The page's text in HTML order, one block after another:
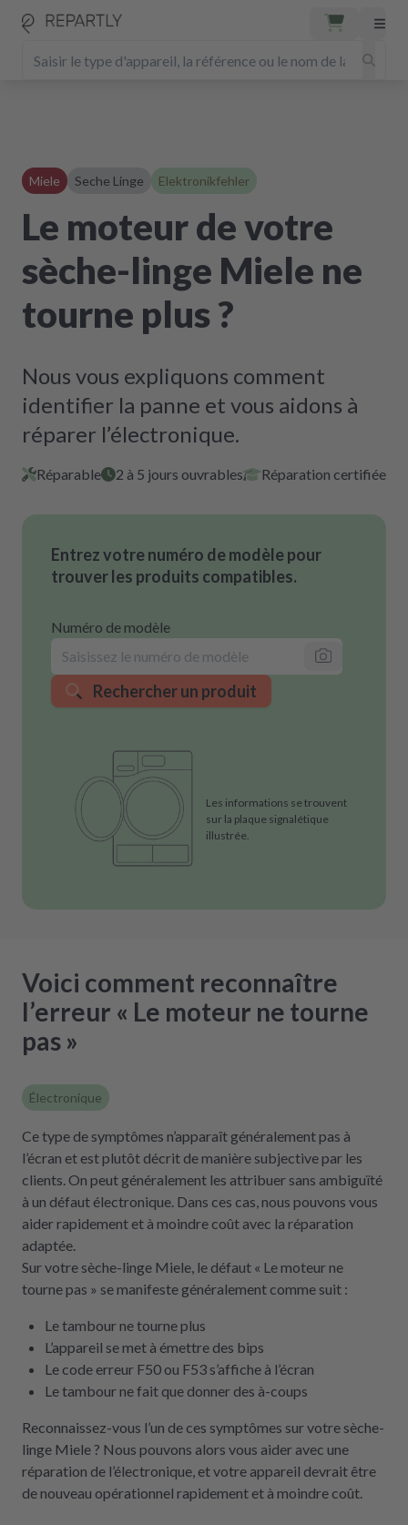
Miele Seche Linge Elektronikfehler
Le moteur de votre
sèche-linge Miele ne
tourne plus ?
Nous vous expliquons comment
identifier la panne et vous aidons à
réparer l’électronique.
Réparable 2 à 5 jours ouvrables Réparation certifiée
Entrez votre numéro de modèle pour
trouver les produits compatibles.
Numéro de modèle
Rechercher un produit
Les informations se trouvent
sur la plaque signalétique
illustrée.
Voici comment reconnaître
l’erreur « Le moteur ne tourne
pas »
Électronique
Ce type de symptômes n’apparaît généralement pas à
l’écran et est plutôt décrit de manière subjective par les
clients. On peut généralement les attribuer sans ambiguïté
à un défaut électronique. Dans ces cas, nous pouvons vous
aider rapidement et à moindre coût avec la réparation
adaptée.
Sur votre sèche-linge Miele, le défaut « Le moteur ne
tourne pas » se manifeste généralement comme suit :
Le tambour ne tourne plus
L’appareil se met à émettre des bips
Le code erreur F50 ou F53 s’affiche à l’écran
Le tambour ne fait que donner des à-coups
Reconnaissez-vous l’un de ces symptômes sur votre sèche-
linge Miele ? Nous pouvons alors vous aider avec une
réparation de l’électronique, et votre appareil devrait être
de nouveau opérationnel rapidement et à moindre coût.